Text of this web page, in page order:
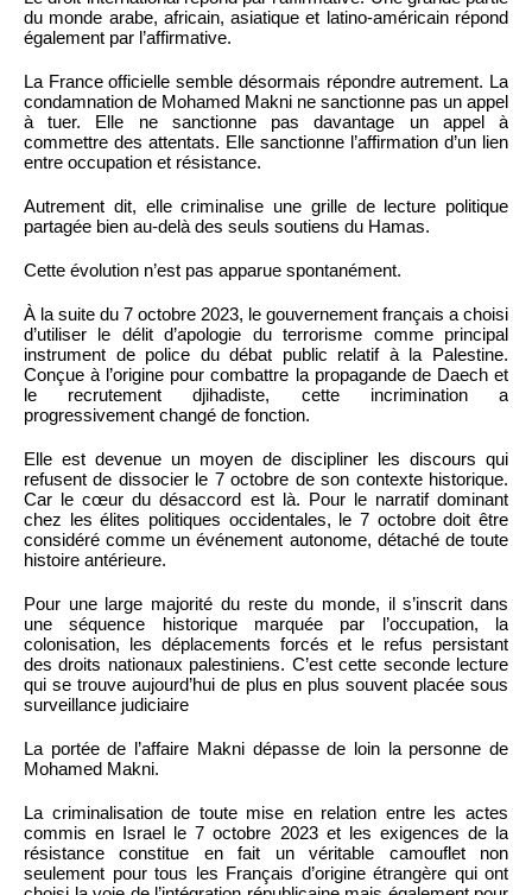
du monde arabe, africain, asiatique et latino-américain répond
également par l’affirmative.
La France officielle semble désormais répondre autrement. La
condamnation de Mohamed Makni ne sanctionne pas un appel
à tuer. Elle ne sanctionne pas davantage un appel à
commettre des attentats. Elle sanctionne l’affirmation d’un lien
entre occupation et résistance.
Autrement dit, elle criminalise une grille de lecture politique
partagée bien au-delà des seuls soutiens du Hamas.
Cette évolution n’est pas apparue spontanément.
À la suite du 7 octobre 2023, le gouvernement français a choisi
d’utiliser le délit d’apologie du terrorisme comme principal
instrument de police du débat public relatif à la Palestine.
Conçue à l’origine pour combattre la propagande de Daech et
le recrutement djihadiste, cette incrimination a
progressivement changé de fonction.
Elle est devenue un moyen de discipliner les discours qui
refusent de dissocier le 7 octobre de son contexte historique.
Car le cœur du désaccord est là. Pour le narratif dominant
chez les élites politiques occidentales, le 7 octobre doit être
considéré comme un événement autonome, détaché de toute
histoire antérieure.
Pour une large majorité du reste du monde, il s’inscrit dans
une séquence historique marquée par l’occupation, la
colonisation, les déplacements forcés et le refus persistant
des droits nationaux palestiniens. C’est cette seconde lecture
qui se trouve aujourd’hui de plus en plus souvent placée sous
surveillance judiciaire
La portée de l’affaire Makni dépasse de loin la personne de
Mohamed Makni.
La criminalisation de toute mise en relation entre les actes
commis en Israel le 7 octobre 2023 et les exigences de la
résistance constitue en fait un véritable camouflet non
seulement pour tous les Français d’origine étrangère qui ont